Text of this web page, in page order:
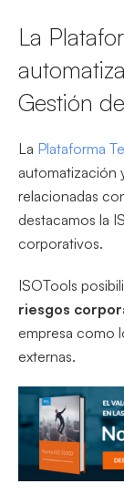
La
Gestión
La Plataforma
automatización
relacionadas
destacamos la
corporativos.
ISOTools
riesgos
empresa como
externas.